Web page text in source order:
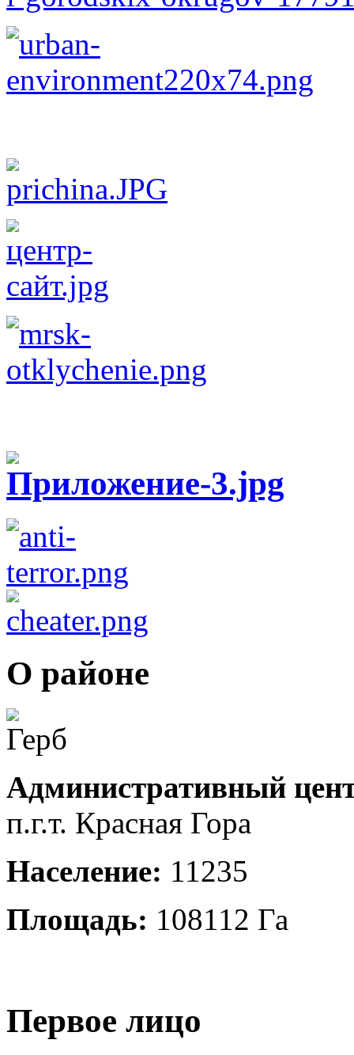
О районе
Административный
п.г.т. Красная Гора
Население: 11235
Площадь: 108112 Га
Первое лицо